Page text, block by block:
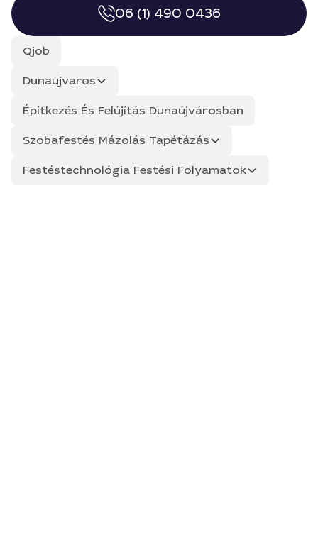
06 (1) 490 0436
Qjob
Dunaujvaros
Építkezés És Felújítás Dunaújvárosban
Szobafestés Mázolás Tapétázás
Festéstechnológia Festési Folyamatok